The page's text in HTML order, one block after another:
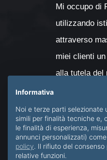
Mi occupo di
utilizzando
attraverso
miei clienti
alla tutela del
con
minori e delle
Informativa
Noi e terze parti selezionate
simili per finalità tecniche e,
le finalità di esperienza,
annunci personalizzati)
policy. Il rifiuto del
relative funzioni.